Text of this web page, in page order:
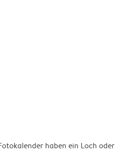
haben ein Loch oder